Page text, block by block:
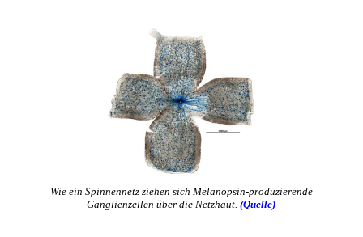
Wie ein Spinnennetz ziehen sich Melanopsin-produzierende
Ganglienzellen über die Netzhaut. (Quelle)